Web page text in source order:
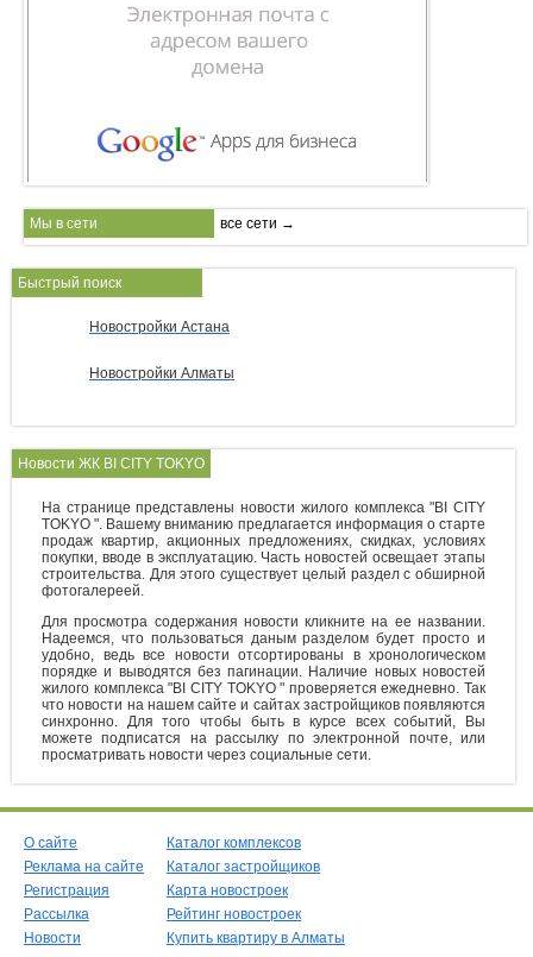
Мы в сети все сети →
Быстрый поиск
Новостройки Астана
Новостройки Алматы
Новости ЖК BI CITY TOKYO
На странице представлены новости жилого комплекса "BI CITY
TOKYO ". Вашему вниманию предлагается информация о старте
продаж квартир, акционных предложениях, скидках, условиях
покупки, вводе в эксплуатацию. Часть новостей освещает этапы
строительства. Для этого существует целый раздел с обширной
фотогалереей.
Для просмотра содержания новости кликните на ее названии.
Надеемся, что пользоваться даным разделом будет просто и
удобно, ведь все новости отсортированы в хронологическом
порядке и выводятся без пагинации. Наличие новых новостей
жилого комплекса "BI CITY TOKYO " проверяется ежедневно. Так
что новости на нашем сайте и сайтах застройщиков появляются
синхронно. Для того чтобы быть в курсе всех событий, Вы
можете подписатся на рассылку по электронной почте, или
просматривать новости через социальные сети.
О сайте
Реклама на сайте
Регистрация
Рассылка
Новости
Каталог комплексов
Каталог застройщиков
Карта новостроек
Рейтинг новостроек
Купить квартиру в Алматы